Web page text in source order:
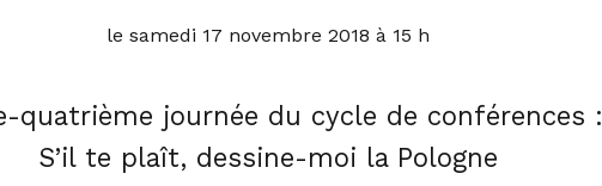
le samedi 17 novembre 2018 à 15 h
quatrième journée du cycle de conférences :
S’il te plaît, dessine-moi la Pologne